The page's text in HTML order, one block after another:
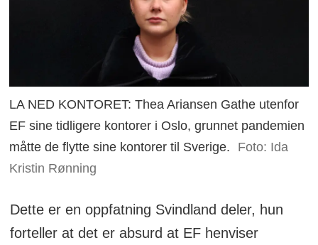
LA NED KONTORET: Thea Ariansen Gathe utenfor
EF sine tidligere kontorer i Oslo, grunnet pandemien
måtte de flytte sine kontorer til Sverige.
Foto: Ida
Kristin Rønning
Dette er en oppfatning Svindland deler, hun
forteller at det er absurd at EF henviser